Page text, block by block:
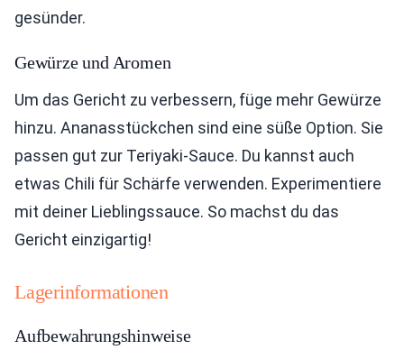
gesünder.
Gewürze und Aromen
Um das Gericht zu verbessern, füge mehr Gewürze
hinzu. Ananasstückchen sind eine süße Option. Sie
passen gut zur Teriyaki-Sauce. Du kannst auch
etwas Chili für Schärfe verwenden. Experimentiere
mit deiner Lieblingssauce. So machst du das
Gericht einzigartig!
Lagerinformationen
Aufbewahrungshinweise